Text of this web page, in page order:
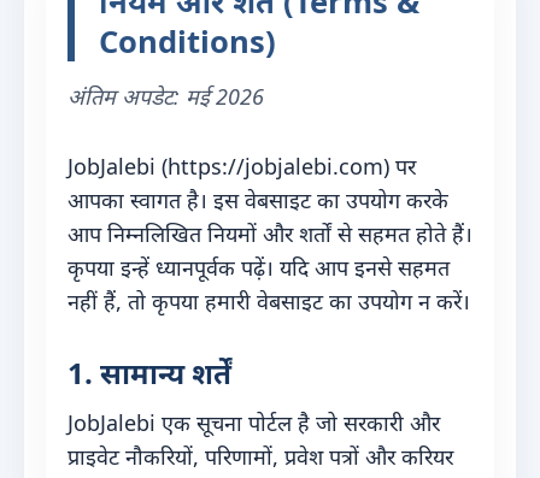
Conditions)
अंतिम अपडेट: मई 2026
JobJalebi (https://jobjalebi.com) पर
आपका स्वागत है। इस वेबसाइट का उपयोग करके
आप निम्नलिखित नियमों और शर्तों से सहमत होते हैं।
कृपया इन्हें ध्यानपूर्वक पढ़ें। यदि आप इनसे सहमत
नहीं हैं, तो कृपया हमारी वेबसाइट का उपयोग न करें।
1. सामान्य शर्तें
JobJalebi एक सूचना पोर्टल है जो सरकारी और
प्राइवेट नौकरियों, परिणामों, प्रवेश पत्रों और करियर